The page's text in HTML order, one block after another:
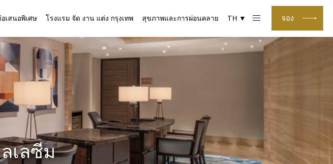
จอง
เสนอพิเศษ โรงแรม จัด งาน แต่ง กรุงเทพ สุขภาพและการผ่อนคลาย TH ▼
เลซีม